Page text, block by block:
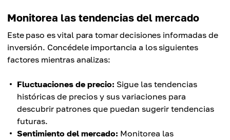
Monitorea las tendencias del mercado
Este paso es vital para tomar decisiones informadas de
inversión. Concédele importancia a los siguientes
factores mientras analizas:
Fluctuaciones de precio: Sigue las tendencias
históricas de precios y sus variaciones para
descubrir patrones que puedan sugerir tendencias
futuras.
Sentimiento del mercado: Monitorea las